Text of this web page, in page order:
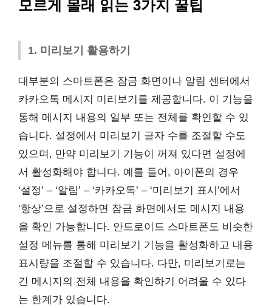
모르게 몰래 읽는 3가지 꿀팁
1. 미리보기 활용하기
대부분의 스마트폰은 잠금 화면이나 알림 센터에서
카카오톡 메시지 미리보기를 제공합니다. 이 기능을
통해 메시지 내용의 일부 또는 전체를 확인할 수 있
습니다. 설정에서 미리보기 글자 수를 조절할 수도
있으며, 만약 미리보기 기능이 꺼져 있다면 설정에
서 활성화해야 합니다. 예를 들어, 아이폰의 경우
‘설정’ – ‘알림’ – ‘카카오톡’ – ‘미리보기 표시’에서
‘항상’으로 설정하면 잠금 화면에서도 메시지 내용
을 확인 가능합니다. 안드로이드 스마트폰도 비슷한
설정 메뉴를 통해 미리보기 기능을 활성화하고 내용
표시량을 조절할 수 있습니다. 다만, 미리보기로는
긴 메시지의 전체 내용을 확인하기 어려울 수 있다
는 한계가 있습니다.